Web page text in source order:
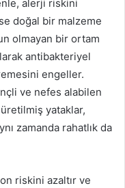
alerji riskini
doğal bir malzeme
olmayan bir ortam
antibakteriyel
engeller.
ve nefes alabilen
yataklar,
zamanda rahatlık da
riskini azaltır ve